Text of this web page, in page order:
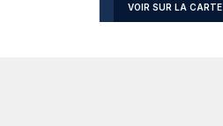
VOIR SUR LA CARTE